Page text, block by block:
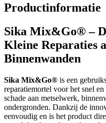
Productinformatie
Sika Mix&Go® –
Kleine Reparaties
Binnenwanden
Sika Mix&Go® is een
reparatiemortel voor het snel
schade aan metselwerk,
ondergronden. Dankzij de
eenvoudig en is het product